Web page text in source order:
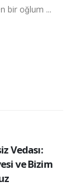
bir oğlum ...
Vedası:
ve Bizim